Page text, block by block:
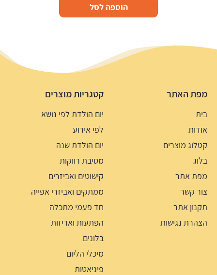
הוספה לסל
מפת האתר
בית
אודות
קטלוג מוצרים
בלוג
מפת אתר
צור קשר
תקנון אתר
הצהרת נגישות
קטגריות מוצרים
יום הולדת לפי נושא
לפי אירוע
יום הולדת שנה
מסיבת רווקות
קישוטים ואביזרים
ממתקים ואביזרי אפייה
חד פעמי מתכלה
הפתעות ואריזות
בלונים
מיכלי הליום
פיניאטות